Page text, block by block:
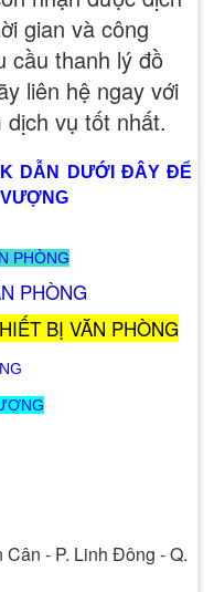
gian và công
cầu thanh lý đồ
liên hệ ngay với
vụ tốt nhất.
DẪN DƯỚI ĐÂY ĐỂ
PHÒNG
PHÒNG
BỊ VĂN PHÒNG
- P. Linh Đông - Q.